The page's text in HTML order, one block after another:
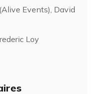
Events), David
Loy